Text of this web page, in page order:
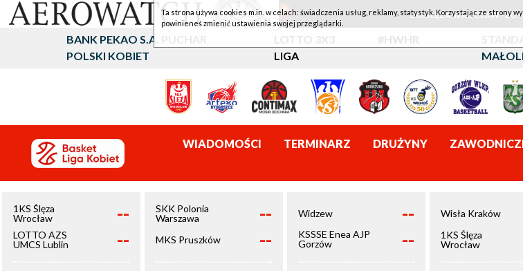
1KS ŚLĘZA WROCŁAW -
BANK PEKAO S.A. PUCHAR
POLSKI KOBIET
LOTTO 3X3
LIGA
#HWHR
WIADOMOŚCI TERMINARZ DRUŻYNY
1KS Ślęza
Wrocław
--
LOTTO AZS
UMCS Lublin
--
SKK Polonia
Warszawa
--
MKS Pruszków --
Widzew --
KSSSE Enea AJP
Gorzów
--
Wisła Kraków
1KS Ślęza
Wrocław
Ta strona używa cookies m.in. w celach: świadczenia usług, reklamy, statystyk. Korzystając ze strony
powinieneś zmienić ustawienia swojej przeglądarki.